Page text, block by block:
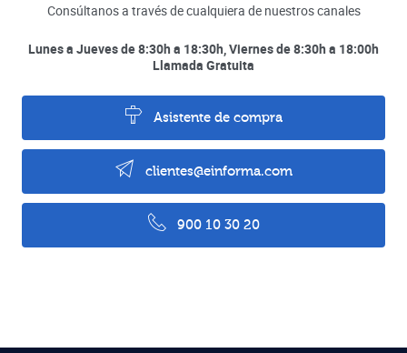
Consúltanos a través de cualquiera de nuestros canales
Lunes a Jueves de 8:30h a 18:30h, Viernes de 8:30h a 18:00h
Llamada Gratuita
Asistente de compra
clientes@einforma.com
900 10 30 20